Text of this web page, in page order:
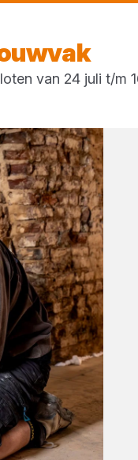
van 24 juli t/m